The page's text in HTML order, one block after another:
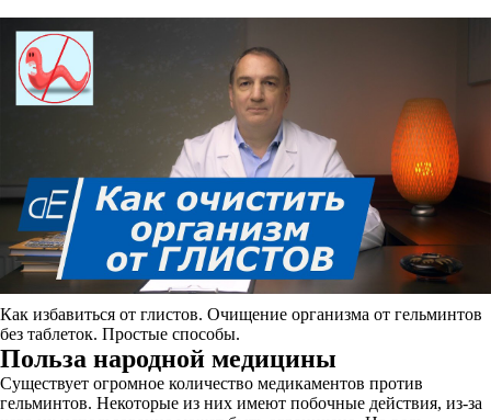
Как избавиться от глистов. Очищение организма от гельминтов
без таблеток. Простые способы.
Польза народной медицины
Существует огромное количество медикаментов против
гельминтов. Некоторые из них имеют побочные действия, из-за